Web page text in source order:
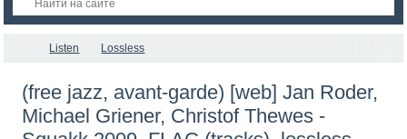
Listen Lossless
(free jazz, avant-garde) [web] Jan Roder,
Michael Griener, Christof Thewes -